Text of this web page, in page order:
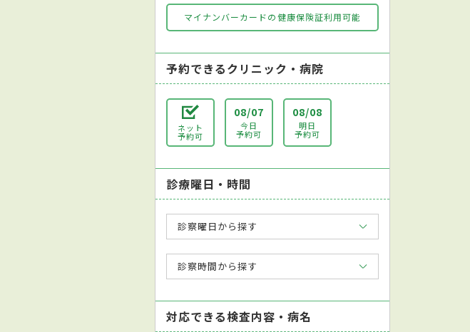
マイナンバーカードの健康保険証利用可能
予約できるクリニック・病院
ネット
予約可
08/07
今日
予約可
08/08
明日
予約可
診療曜日・時間
診察曜日から探す
診察時間から探す
対応できる検査内容・病名